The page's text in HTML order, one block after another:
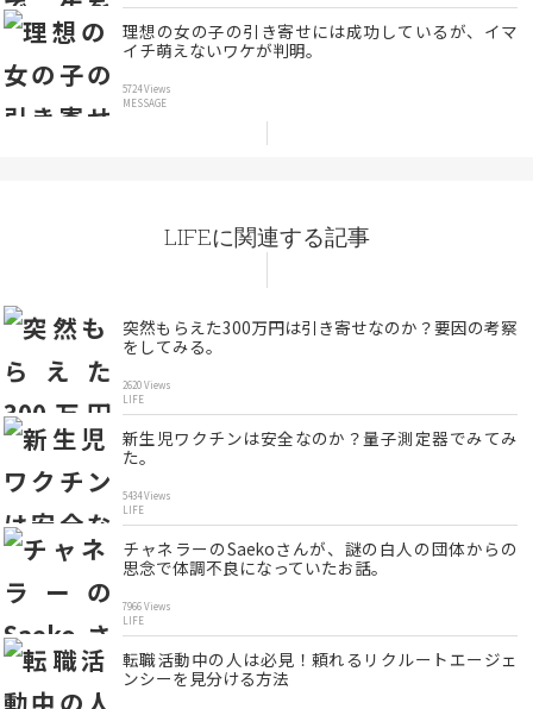
理想の女の子の引き寄せには成功しているが、イマ
イチ萌えないワケが判明。
5724 Views
MESSAGE
LIFEに関連する記事
突然もらえた300万円は引き寄せなのか？要因の考察
をしてみる。
2620 Views
LIFE
新生児ワクチンは安全なのか？量子測定器でみてみ
た。
5434 Views
LIFE
チャネラーのSaekoさんが、謎の白人の団体からの
思念で体調不良になっていたお話。
7966 Views
LIFE
転職活動中の人は必見！頼れるリクルートエージェ
ンシーを見分ける方法